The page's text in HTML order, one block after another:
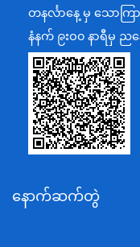
အပြည်ပြည်ဆိုင်ရာပူ
ပြန်ကြားရေးဝန်ကြီ
သာသနာရေးနှင့် ယဉ်
စိုက်ပျိုးရေး၊မွေးမ
ပို့ဆောင်ရေးနှင့်ဆက်
သယံဇာတနှင့်ပတ်ဝန်း
အလုပ်သမား၊လူဝင်မှု
တနင်္လာနေ့ မှ သောကြ
နံနက် ၉းဝ၀ နာရီမှ ည
နောက်ဆက်တွဲ